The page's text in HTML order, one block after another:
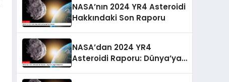
NASA’nın 2024 YR4 Asteroidi
Hakkındaki Son Raporu
NASA’dan 2024 YR4
Asteroidi Raporu: Dünya’ya